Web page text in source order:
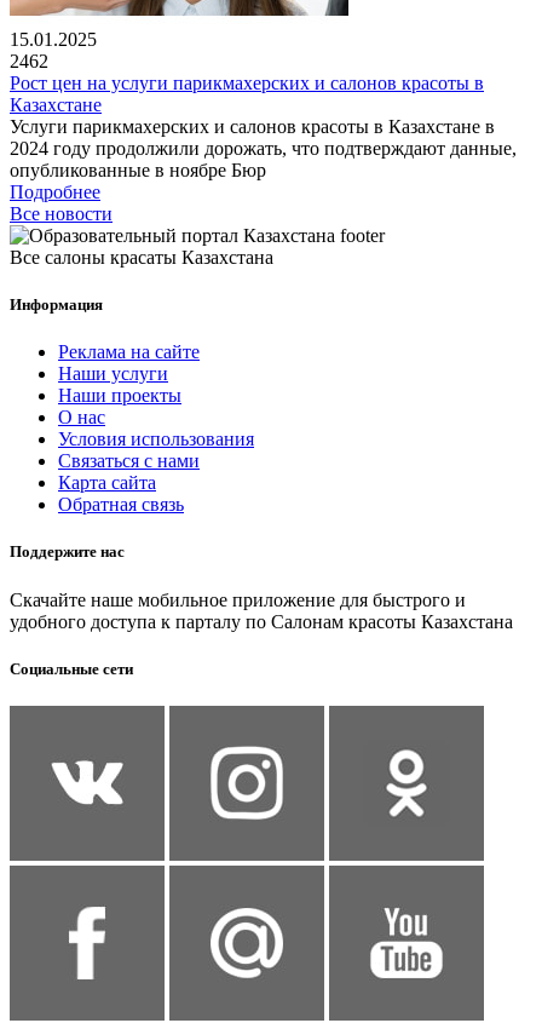
15.01.2025
2462
Рост цен на услуги парикмахерских и салонов красоты в
Казахстане
Услуги парикмахерских и салонов красоты в Казахстане в
2024 году продолжили дорожать, что подтверждают данные,
опубликованные в ноябре Бюр
Подробнее
Все новости
Все салоны красаты Казахстана
Информация
Реклама на сайте
Наши услуги
Наши проекты
О нас
Условия использования
Связаться с нами
Карта сайта
Обратная связь
Поддержите нас
Скачайте наше мобильное приложение для быстрого и
удобного доступа к парталу по Салонам красоты Казахстана
Социальные сети